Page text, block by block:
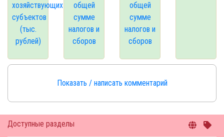
Доступные разделы
хозяйствующих
субъектов
(тыс.
рублей)
общей
сумме
налогов и
сборов
общей
сумме
налогов и
сборов
Показать / написать комментарий